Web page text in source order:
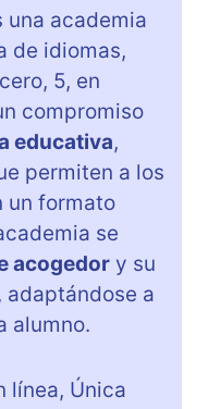
una academia
de idiomas,
5, en
compromiso
educativa,
permiten a los
un formato
se
acogedor y su
, adaptándose a
alumno.
línea, Única